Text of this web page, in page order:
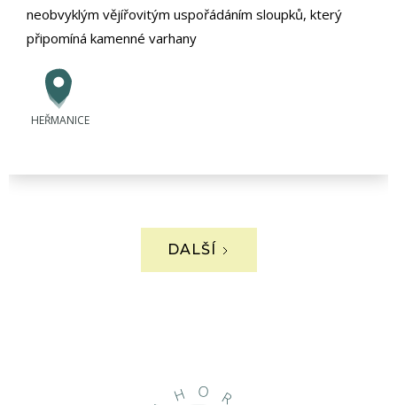
neobvyklým vějířovitým uspořádáním sloupků, který
připomíná kamenné varhany
HEŘMANICE
DALŠÍ
H O R